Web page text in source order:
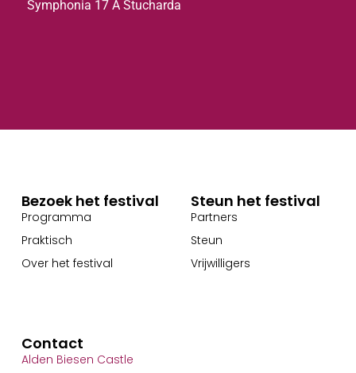
Symphonia 17 A Stucharda
Bezoek het festival
Programma
Praktisch
Over het festival
Steun het festival
Partners
Steun
Vrijwilligers
Contact
Alden Biesen Castle